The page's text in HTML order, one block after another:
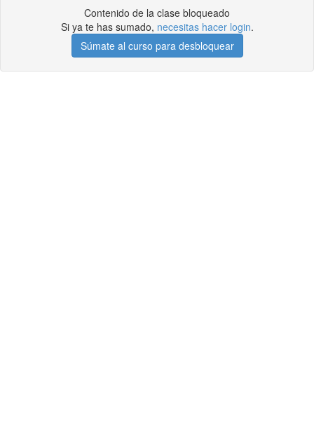
Contenido de la clase bloqueado
Si ya te has sumado, necesitas hacer login.
Súmate al curso para desbloquear